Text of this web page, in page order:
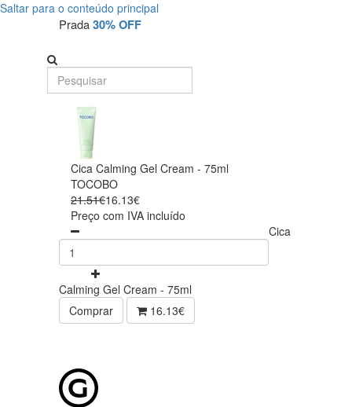
Saltar para o conteúdo principal
Prada30% OFF
Cica Calming Gel Cream - 75ml
TOCOBO
21.51€16.13€
Preço com IVA incluído
Cica
Calming Gel Cream - 75ml
Comprar
16.13€